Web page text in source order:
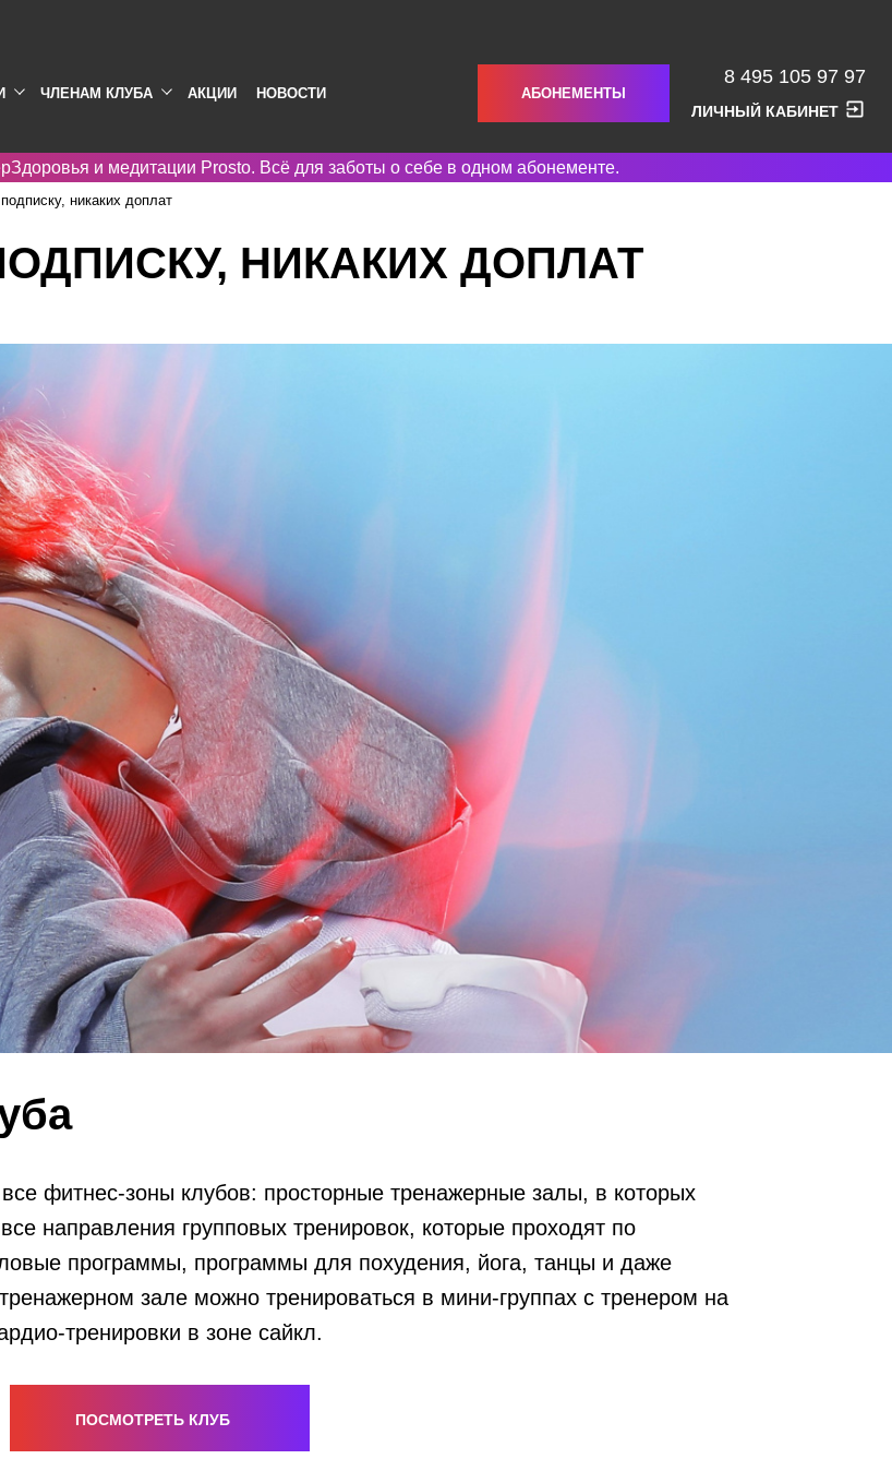
ЧЛЕНАМ КЛУБА АКЦИИ НОВОСТИ АБОНЕМЕНТЫ
8 495 105 97 97
ЛИЧНЫЙ КАБИНЕТ
и медитации Prosto. Всё для заботы о себе в одном абонементе.
никаких доплат
НИКАКИХ ДОПЛАТ
фитнес-зоны клубов: просторные тренажерные залы, в которых
направления групповых тренировок, которые проходят по
программы, программы для похудения, йога, танцы и даже
зале можно тренироваться в мини-группах с тренером на
тренировки в зоне сайкл.
ПОСМОТРЕТЬ КЛУБ